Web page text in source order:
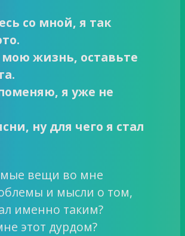
со мной, я так
жизнь, оставьте
я уже не
ну для чего я стал
вещи во мне
и мысли о том,
именно таким?
этот дурдом?